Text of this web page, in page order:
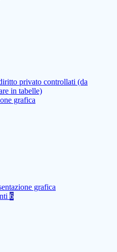
privato controllati (da
in tabelle)
grafica
grafica
6